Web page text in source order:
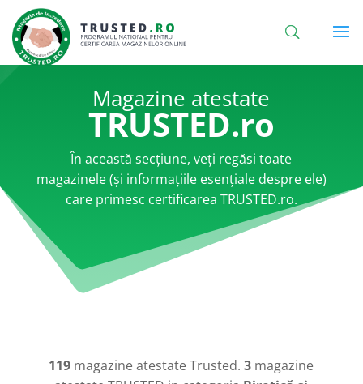
Magazine atestate
TRUSTED.ro
În această secțiune, veți regăsi toate
magazinele (și informațiile esențiale despre ele)
care primesc certificarea TRUSTED.ro.
119 magazine atestate Trusted.3 magazine